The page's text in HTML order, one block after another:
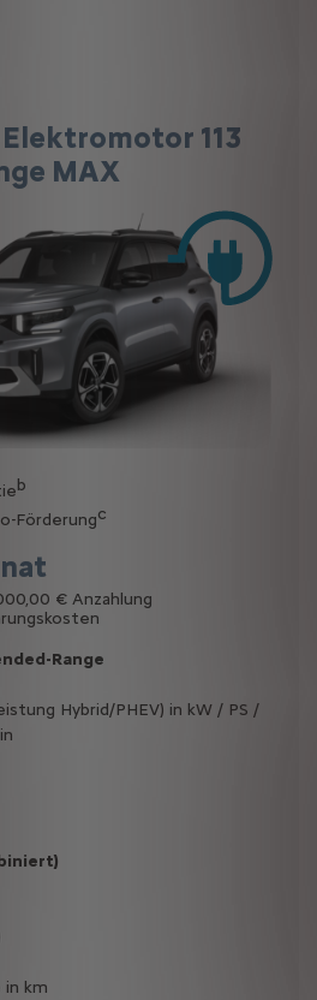
113
MAX
b
Förderungc
€ Anzahlung
Range
Hybrid/PHEV) in kW / PS /
km